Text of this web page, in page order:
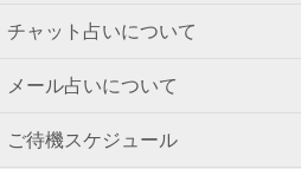
チャット占いについて
メール占いについて
ご待機スケジュール